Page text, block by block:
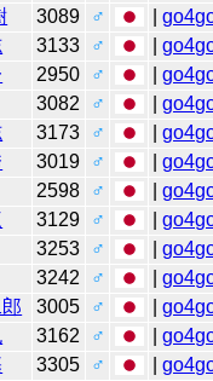
3089 ♂ |
3133 ♂ |
2950 ♂ |
3082 ♂ |
3173 ♂ |
3019 ♂ |
2598 ♂ |
3129 ♂ |
3253 ♂ |
3242 ♂ |
3005 ♂ |
3162 ♂ |
3305 ♂ |